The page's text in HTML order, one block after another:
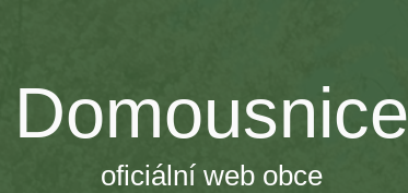
Domousnice
oficiální web obce